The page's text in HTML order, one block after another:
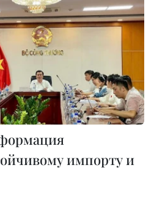
импорту и